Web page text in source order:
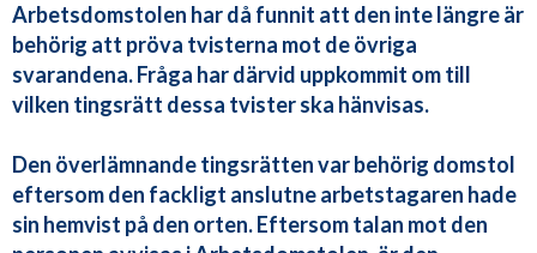
Arbetsdomstolen har då funnit att den inte längre är
behörig att pröva tvisterna mot de övriga
svarandena. Fråga har därvid uppkommit om till
vilken tingsrätt dessa tvister ska hänvisas.
Den överlämnande tingsrätten var behörig domstol
eftersom den fackligt anslutne arbetstagaren hade
sin hemvist på den orten. Eftersom talan mot den